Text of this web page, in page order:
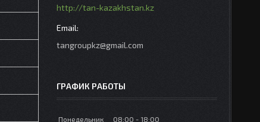
http://tan-kazakhstan.kz
tangroupkz@gmail.com
ГРАФИК РАБОТЫ
Понедельник 08:00
18:00